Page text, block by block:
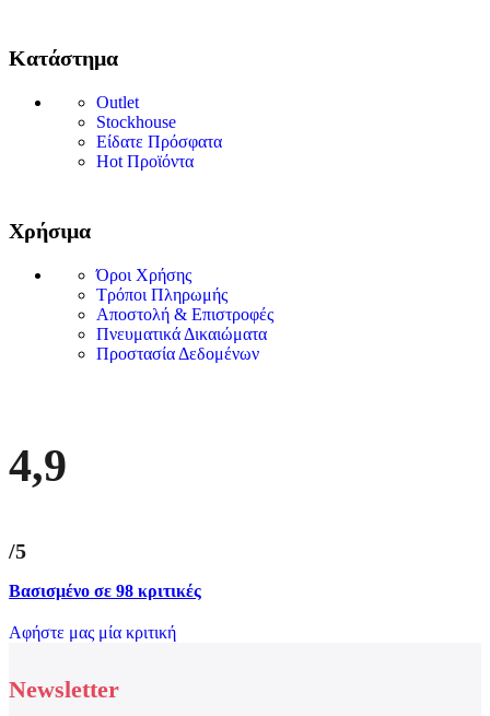
Κατάστημα
Outlet
Stockhouse
Είδατε Πρόσφατα
Hot Προϊόντα
Χρήσιμα
Όροι Χρήσης
Τρόποι Πληρωμής
Αποστολή & Επιστροφές
Πνευματικά Δικαιώματα
Προστασία Δεδομένων
4,9
/5
Βασισμένο σε 98 κριτικές
Αφήστε μας μία κριτική
Newsletter